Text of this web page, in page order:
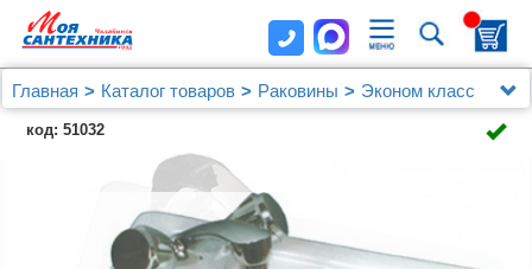
Главная Каталог товаров Раковины
Эконом класс
Рукомойник Santeri Радиан угловой
код: 51032